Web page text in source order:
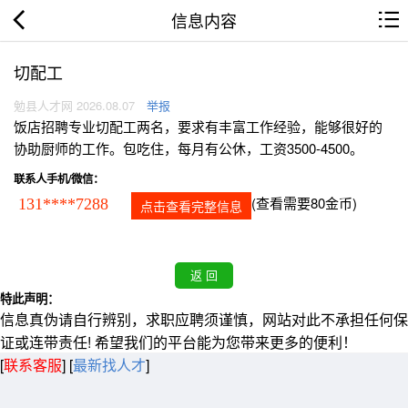
信息内容
切配工
勉县人才网 2026.08.07 举报
饭店招聘专业切配工两名，要求有丰富工作经验，能够很好的
协助厨师的工作。包吃住，每月有公休，工资3500-4500。
联系人手机/微信：
131****7288 点击查看完整信息 (查看需要80金币)
特此声明：
信息真伪请自行辨别，求职应聘须谨慎，网站对此不承担任何保
证或连带责任! 希望我们的平台能为您带来更多的便利！
[联系客服] [最新找人才]